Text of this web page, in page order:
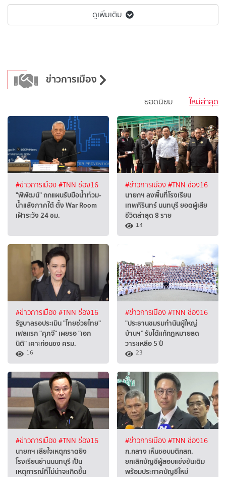
ดูเพิ่มเติม
ข่าวการเมือง
ใหม่ล่าสุด
ยอดนิยม
#ข่าวการเมือง#TNN ช่อง16
"พิพัฒน์" ถกแผนรับมือน้ำท่วม-
น้ำแล้งภาคใต้ ตั้ง War Room
เฝ้าระวัง 24 ชม.
#ข่าวการเมือง#TNN ช่อง16
นายกฯ ลงพื้นที่โรงเรียน
เทพศิรินทร์ นนทบุรี ยอดผู้เสีย
ชีวิตล่าสุด 8 ราย
14
#ข่าวการเมือง#TNN ช่อง16
รัฐบาลรอประเมิน "ไทยช่วยไทย"
เฟสแรก "ศุภจี" เผยรอ "เอก
นิติ" เคาะก่อนชง ครม.
16
#ข่าวการเมือง#TNN ช่อง16
"ประธานชมรมกำนันผู้ใหญ่
บ้านฯ” รับได้แก้กฎหมายลด
วาระเหลือ 5 ปี
23
#ข่าวการเมือง#TNN ช่อง16
นายกฯ เสียใจเหตุกราดยิง
โรงเรียนย่านนนทบุรี เป็น
เหตุการณ์ที่ไม่น่าจะเกิดขึ้น
#ข่าวการเมือง#TNN ช่อง16
ก.กลาง เห็นชอบมติกสถ.
ยกเลิกบัญชีผู้สอบแข่งขันเดิม
พร้อมประกาศบัญชีใหม่